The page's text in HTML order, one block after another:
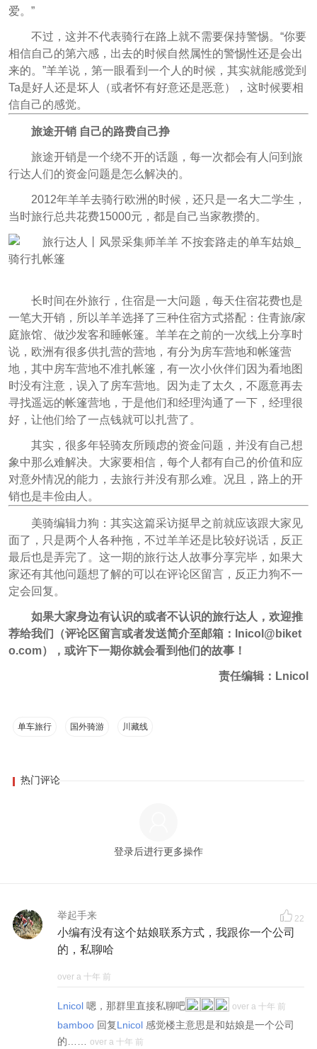
爱。”
不过，这并不代表骑行在路上就不需要保持警惕。“你要
相信自己的第六感，出去的时候自然属性的警惕性还是会出
来的。”羊羊说，第一眼看到一个人的时候，其实就能感觉到
Ta是好人还是坏人（或者怀有好意还是恶意），这时候要相
信自己的感觉。
旅途开销 自己的路费自己挣
旅途开销是一个绕不开的话题，每一次都会有人问到旅
行达人们的资金问题是怎么解决的。
2012年羊羊去骑行欧洲的时候，还只是一名大二学生，
当时旅行总共花费15000元，都是自己当家教攒的。
长时间在外旅行，住宿是一大问题，每天住宿花费也是
一笔大开销，所以羊羊选择了三种住宿方式搭配：住青旅/家
庭旅馆、做沙发客和睡帐篷。羊羊在之前的一次线上分享时
说，欧洲有很多供扎营的营地，有分为房车营地和帐篷营
地，其中房车营地不准扎帐篷，有一次小伙伴们因为看地图
时没有注意，误入了房车营地。因为走了太久，不愿意再去
寻找遥远的帐篷营地，于是他们和经理沟通了一下，经理很
好，让他们给了一点钱就可以扎营了。
其实，很多年轻骑友所顾虑的资金问题，并没有自己想
象中那么难解决。大家要相信，每个人都有自己的价值和应
对意外情况的能力，去旅行并没有那么难。况且，路上的开
销也是丰俭由人。
美骑编辑力狗：其实这篇采访挺早之前就应该跟大家见
面了，只是两个人各种拖，不过羊羊还是比较好说话，反正
最后也是弄完了。这一期的旅行达人故事分享完毕，如果大
家还有其他问题想了解的可以在评论区留言，反正力狗不一
定会回复。
如果大家身边有认识的或者不认识的旅行达人，欢迎推
荐给我们（评论区留言或者发送简介至邮箱：lnicol@biket
o.com），或许下一期你就会看到他们的故事！
责任编辑：Lnicol
单车旅行 国外骑游 川藏线
热门评论
登录后进行更多操作
举起手来 22
小编有没有这个姑娘联系方式，我跟你一个公司
的，私聊哈
over a 十年 前
Lnicol 嗯，那群里直接私聊吧 over a 十年 前
bamboo 回复Lnicol 感觉楼主意思是和姑娘是一个公司
的……
over a 十年 前